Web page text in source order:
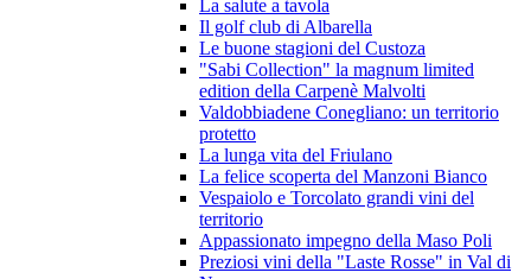
La salute a tavola
Il golf club di Albarella
Le buone stagioni del Custoza
"Sabi Collection" la magnum limited
edition della Carpenè Malvolti
Valdobbiadene Conegliano: un territorio
protetto
La lunga vita del Friulano
La felice scoperta del Manzoni Bianco
Vespaiolo e Torcolato grandi vini del
territorio
Appassionato impegno della Maso Poli
Preziosi vini della "Laste Rosse" in Val di